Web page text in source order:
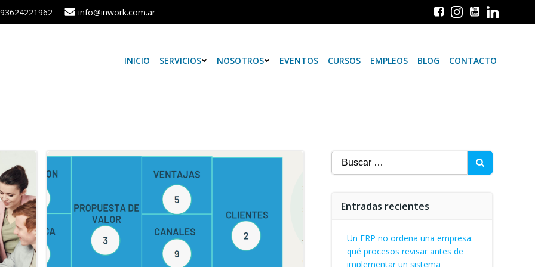
info@inwork.com.ar
INICIO SERVICIOS NOSOTROS EVENTOS CURSOS EMPLEOS BLOG CONTACTO
Buscar:
Entradas recientes
Un ERP no ordena una empresa:
qué procesos revisar antes de
implementar un sistema